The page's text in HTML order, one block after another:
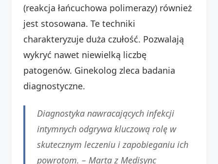
(reakcja łańcuchowa polimerazy) również
jest stosowana. Te techniki
charakteryzuje duża czułość. Pozwalają
wykryć nawet niewielką liczbę
patogenów. Ginekolog zleca badania
diagnostyczne.
Diagnostyka nawracających infekcji
intymnych odgrywa kluczową rolę w
skutecznym leczeniu i zapobieganiu ich
powrotom. – Marta z Medisync